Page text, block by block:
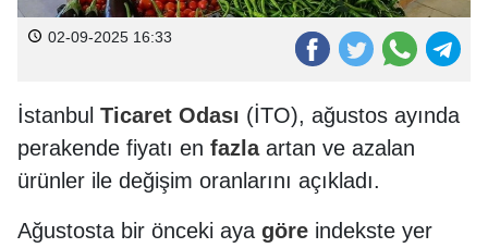
02-09-2025 16:33
İstanbul Ticaret Odası (İTO), ağustos ayında
perakende fiyatı en fazlaartan ve azalan
ürünler ile değişim oranlarını açıkladı.
Ağustosta bir önceki aya göre indekste yer